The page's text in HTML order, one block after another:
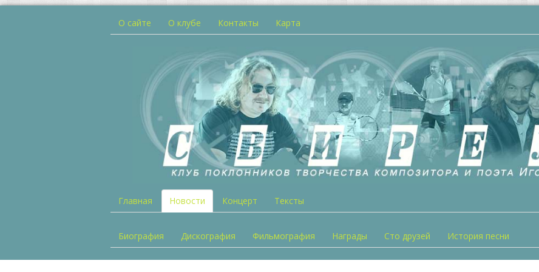
О сайте О клубе Контакты Карта
Главная Новости Концерт Тексты
Биография Дискография Фильмография Награды Сто друзей История песни